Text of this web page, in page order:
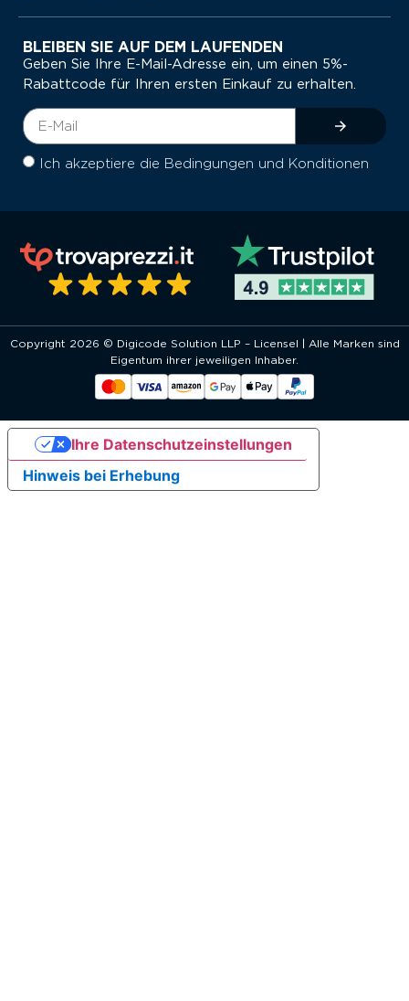
BLEIBEN SIE AUF DEM LAUFENDEN
Geben Sie Ihre E-Mail-Adresse ein, um einen 5%-
Rabattcode für Ihren ersten Einkauf zu erhalten.
Ich akzeptiere die Bedingungen und Konditionen
Copyright 2026 © Digicode Solution LLP – Licensel | Alle Marken sind
Eigentum ihrer jeweiligen Inhaber.
Hinweis bei Erhebung
Ihre Datenschutzeinstellungen